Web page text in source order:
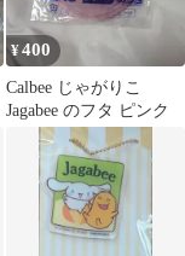
¥400
Calbee じゃがりこ
Jagabee のフタ ピンク